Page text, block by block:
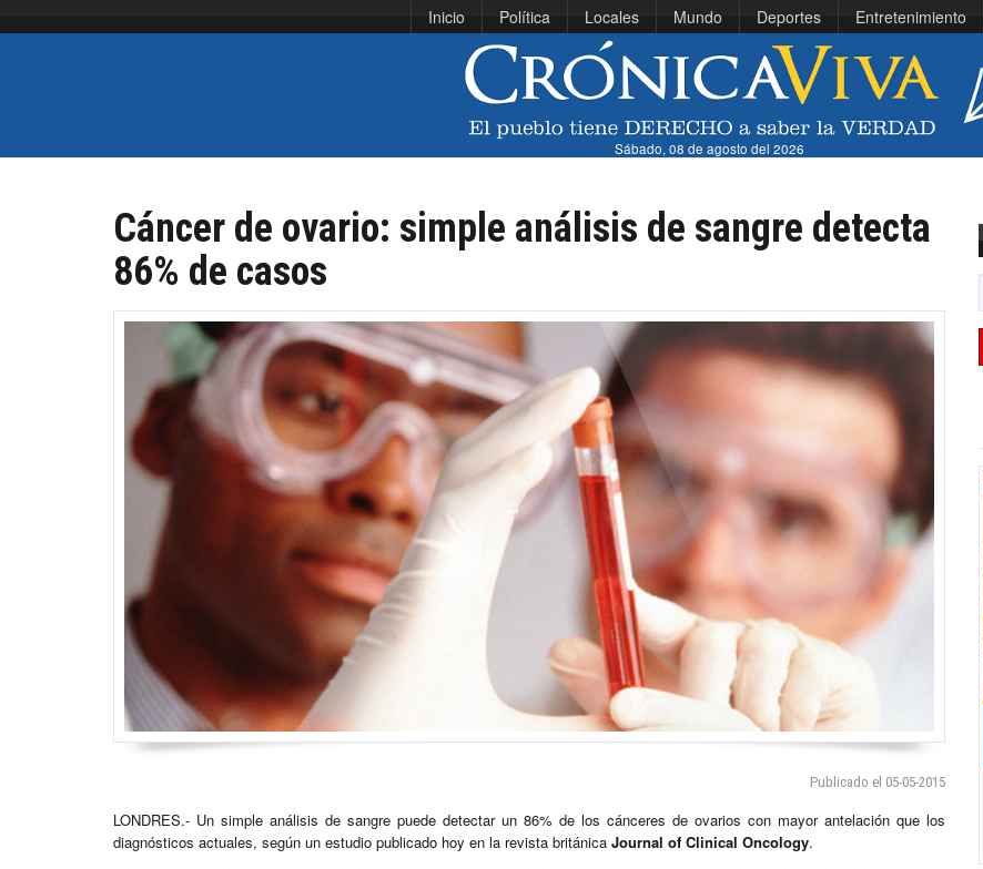
Inicio Política Locales Mundo Deportes Entretenimiento
Sábado, 08 de agosto del 2026
Cáncer de ovario: simple análisis de sangre detecta
86% de casos
Publicado el 05-05-2015
LONDRES.- Un simple análisis de sangre puede detectar un 86% de los cánceres de ovarios con mayor antelación que los
diagnósticos actuales, según un estudio publicado hoy en la revista británica Journal of Clinical Oncology.